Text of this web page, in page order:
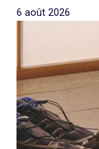
6 août 2026